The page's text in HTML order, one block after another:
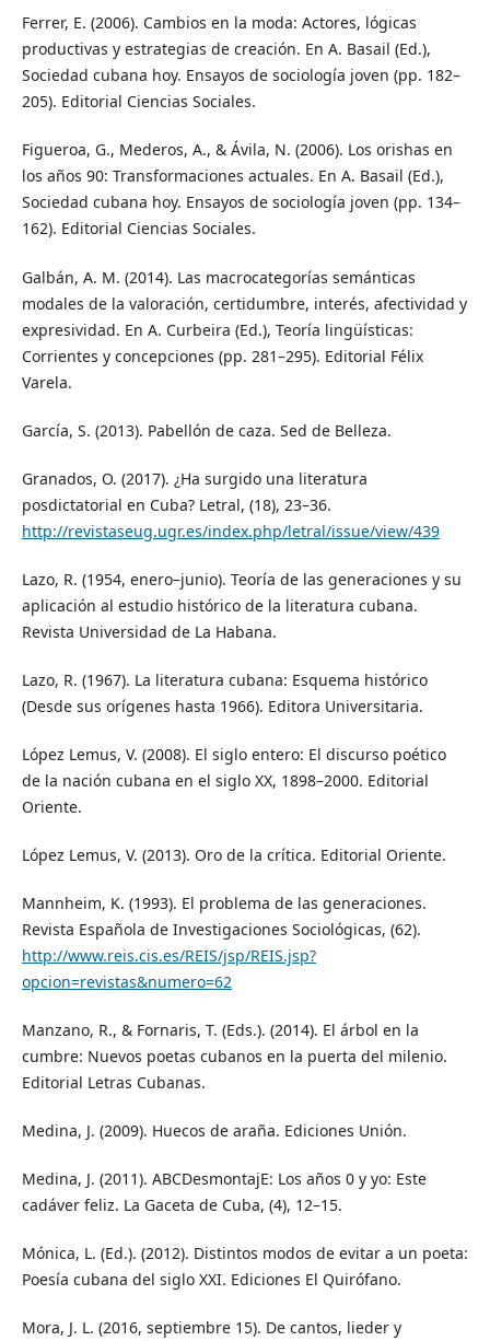
Ferrer, E. (2006). Cambios en la moda: Actores, lógicas
productivas y estrategias de creación. En A. Basail (Ed.),
Sociedad cubana hoy. Ensayos de sociología joven (pp. 182–
205). Editorial Ciencias Sociales.
Figueroa, G., Mederos, A., & Ávila, N. (2006). Los orishas en
los años 90: Transformaciones actuales. En A. Basail (Ed.),
Sociedad cubana hoy. Ensayos de sociología joven (pp. 134–
162). Editorial Ciencias Sociales.
Galbán, A. M. (2014). Las macrocategorías semánticas
modales de la valoración, certidumbre, interés, afectividad y
expresividad. En A. Curbeira (Ed.), Teoría lingüísticas:
Corrientes y concepciones (pp. 281–295). Editorial Félix
Varela.
García, S. (2013). Pabellón de caza. Sed de Belleza.
Granados, O. (2017). ¿Ha surgido una literatura
posdictatorial en Cuba? Letral, (18), 23–36.
http://revistaseug.ugr.es/index.php/letral/issue/view/439
Lazo, R. (1954, enero–junio). Teoría de las generaciones y su
aplicación al estudio histórico de la literatura cubana.
Revista Universidad de La Habana.
Lazo, R. (1967). La literatura cubana: Esquema histórico
(Desde sus orígenes hasta 1966). Editora Universitaria.
López Lemus, V. (2008). El siglo entero: El discurso poético
de la nación cubana en el siglo XX, 1898–2000. Editorial
Oriente.
López Lemus, V. (2013). Oro de la crítica. Editorial Oriente.
Mannheim, K. (1993). El problema de las generaciones.
Revista Española de Investigaciones Sociológicas, (62).
http://www.reis.cis.es/REIS/jsp/REIS.jsp?
opcion=revistas&numero=62
Manzano, R., & Fornaris, T. (Eds.). (2014). El árbol en la
cumbre: Nuevos poetas cubanos en la puerta del milenio.
Editorial Letras Cubanas.
Medina, J. (2009). Huecos de araña. Ediciones Unión.
Medina, J. (2011). ABCDesmontajE: Los años 0 y yo: Este
cadáver feliz. La Gaceta de Cuba, (4), 12–15.
Mónica, L. (Ed.). (2012). Distintos modos de evitar a un poeta:
Poesía cubana del siglo XXI. Ediciones El Quirófano.
Mora, J. L. (2016, septiembre 15). De cantos, lieder y